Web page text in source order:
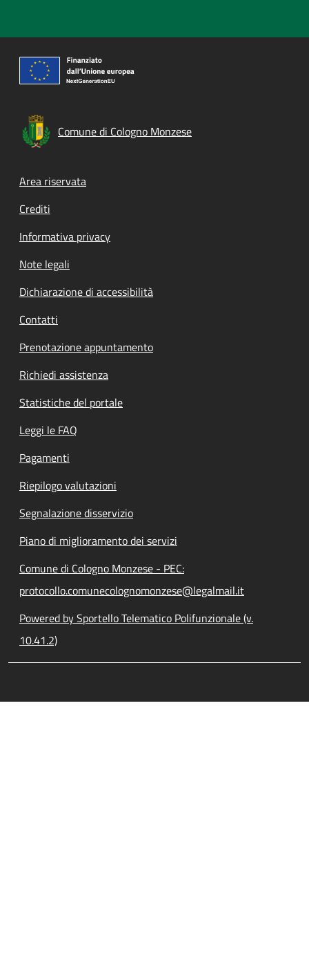
Comune di Cologno Monzese
Footer menu
Area riservata
Crediti
Informativa privacy
Note legali
Dichiarazione di accessibilità
Contatti
Prenotazione appuntamento
Richiedi assistenza
Statistiche del portale
Leggi le FAQ
Pagamenti
Riepilogo valutazioni
Segnalazione disservizio
Piano di miglioramento dei servizi
Comune di Cologno Monzese - PEC:
protocollo.comunecolognomonzese@legalmail.it
Powered by Sportello Telematico Polifunzionale (v.
10.41.2)